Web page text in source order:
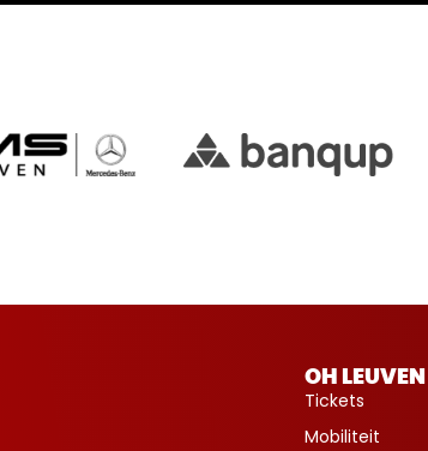
OH LEUVEN
Tickets
Mobiliteit